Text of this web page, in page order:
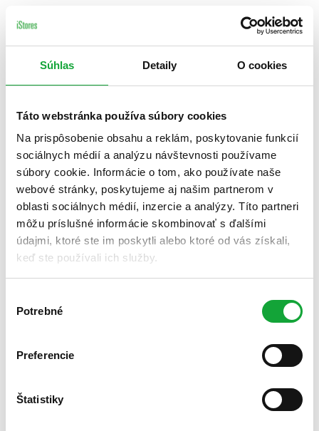
Súhlas Detaily O cookies
Táto webstránka používa súbory cookies
Na prispôsobenie obsahu a reklám, poskytovanie funkcií
sociálnych médií a analýzu návštevnosti používame
súbory cookie. Informácie o tom, ako používate naše
webové stránky, poskytujeme aj našim partnerom v
oblasti sociálnych médií, inzercie a analýzy. Títo partneri
môžu príslušné informácie skombinovať s ďalšími
údajmi, ktoré ste im poskytli alebo ktoré od vás získali,
keď ste používali ich služby.
súhlasu
Potrebné
Preferencie
Štatistiky